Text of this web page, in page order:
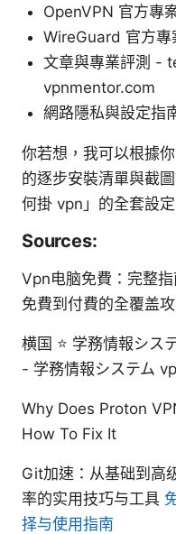
OpenVPN 官方專
WireGuard 官方
文章與專業評測 -
vpnmentor.com
網路隱私與設定
你若想，我可以根據
的逐步安裝清單與截
何掛 vpn」的全套設定
Sources:
Vpn电脑免費：完整
免費到付費的全覆盖
横国 ⭐ 学務情報シス
- 学務情報システム
Why Does Proton
How To Fix It
Git加速：从基础到高
率的实用技巧与工具
择与使用指南